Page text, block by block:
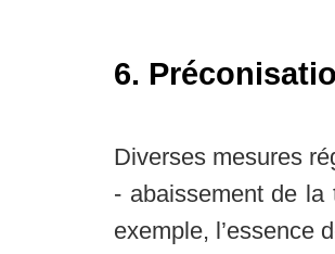
6.
Diverses mesures
- abaissement de la
exemple, l’essence